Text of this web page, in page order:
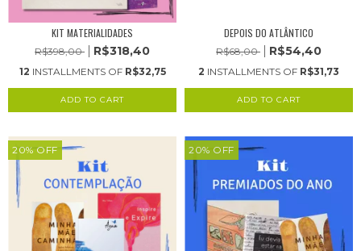
KIT MATERIALIDADES
R$398,00 R$318,40
12 INSTALLMENTS OF R$32,75
DEPOIS DO ATLÂNTICO
R$68,00 R$54,40
2 INSTALLMENTS OF R$31,73
20% OFF 20% OFF